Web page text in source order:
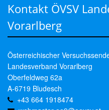
Kontakt ÖVSV
Vorarlberg
Österreichischer
Landesverband Vorarlberg
Oberfeldweg 62a
A-6719 Bludesch
+43 664 1918474